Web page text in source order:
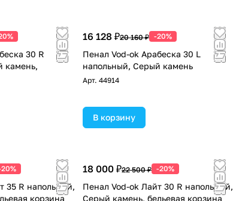
30 R
камень,
16 128 ₽20 160 ₽ -20%
Пенал Vod-ok Арабеска 30 L
напольный, Серый камень
Арт. 44914
В корзину
35 R напольный,
корзина
18 000 ₽22 500 ₽ -20%
Пенал Vod-ok Лайт 30 R напольный,
Серый камень, бельевая корзина